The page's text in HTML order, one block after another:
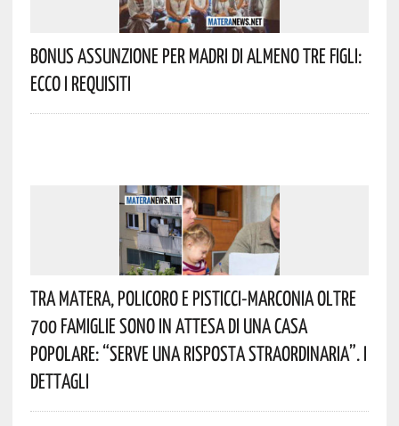
Bonus Assunzione Per Madri Di Almeno Tre Figli:
Ecco I Requisiti
Tra Matera, Policoro E Pisticci-Marconia Oltre
700 Famiglie Sono In Attesa Di Una Casa
Popolare: “serve Una Risposta Straordinaria”. I
Dettagli